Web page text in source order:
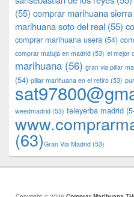
(55) comprar marihuana
marihuana soto del real (55)
comprar marihuana usera (54)
comprar matuja en madrid (53) el mejor
marihuana (56) gran via pillar
(54) pillar marihuana en el retiro (53)
weedmadrid (53) teleyerba madrid
(63)​​Gran Via Madrid (53)